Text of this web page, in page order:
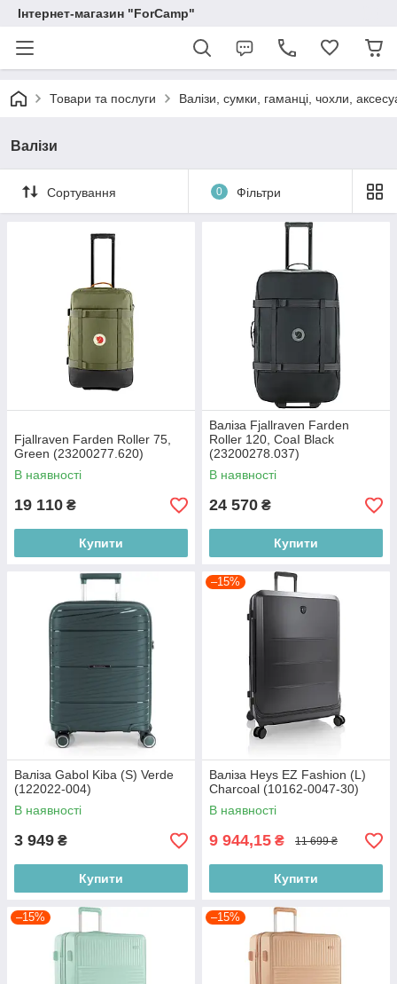
Інтернет-магазин "ForCamp"
Товари та послуги Валізи, сумки, гаманці, чохли,
Валізи
Сортування 0 Фільтри
Fjallraven Farden Roller 75,
Green (23200277.620)
В наявності
19 110 ₴
Купити
Валіза Fjallraven Farden
Roller 120, СоаІ Black
(23200278.037)
В наявності
24 570 ₴
Купити
Валіза Gabol Kiba (S) Verde
(122022-004)
В наявності
3 949 ₴
Купити
–15%
Валіза Heys EZ Fashion (L)
Charcoal (10162-0047-30)
В наявності
9 944,15 ₴ 11 699 ₴
Купити
–15% –15%